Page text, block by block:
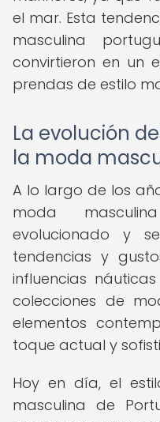
el mar. Esta
masculina
convirtieron en un
prendas de estilo
La evolución
la moda
A lo largo de los
moda
evolucionado y
tendencias y
influencias
colecciones de
elementos
toque actual y
Hoy en día, el
masculina de